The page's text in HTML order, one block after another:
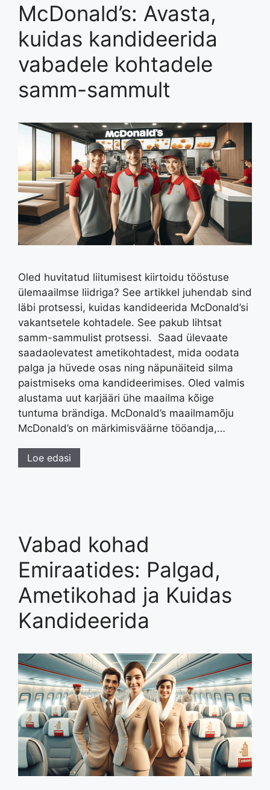
McDonald’s: Avasta,
kuidas kandideerida
vabadele kohtadele
samm-sammult
Oled huvitatud liitumisest kiirtoidu tööstuse
ülemaailmse liidriga? See artikkel juhendab sind
läbi protsessi, kuidas kandideerida McDonald’si
vakantsetele kohtadele. See pakub lihtsat
samm-sammulist protsessi. Saad ülevaate
saadaolevatest ametikohtadest, mida oodata
palga ja hüvede osas ning näpunäiteid silma
paistmiseks oma kandideerimises. Oled valmis
alustama uut karjääri ühe maailma kõige
tuntuma brändiga. McDonald’s maailmamõju
McDonald’s on märkimisväärne tööandja,…
Loe edasi
Vabad kohad
Emiraatides: Palgad,
Ametikohad ja Kuidas
Kandideerida